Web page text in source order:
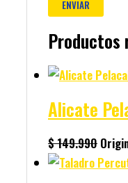
Productos
Alicate
$149.990